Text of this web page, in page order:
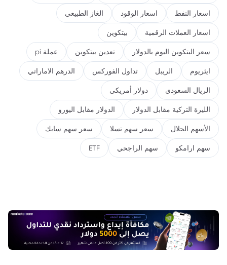
اسعار النفط اسعار الوقود الغاز الطبيعي
اسعار العملات الرقمية بيتكوين
سعر البتكوين اليوم بالدولار تعدين بيتكوين عملة pi
ايثريوم الريبل تداول الفوركس الدرهم الاماراتي
الريال السعودي دولار أمريكي
الليرة التركية مقابل الدولار الدولار مقابل اليورو
الأسهم الحلال سعر سهم تسلا سعر سهم سابك
سهم ارامكو سهم الراجحي ETF